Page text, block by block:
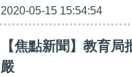
2020-05-15 15:54:54
【焦點新聞】教育
嚴